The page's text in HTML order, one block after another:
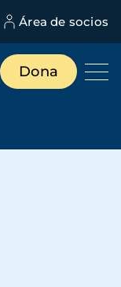
Área de socios
Dona